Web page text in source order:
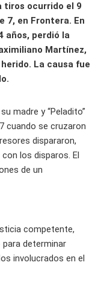
tiros ocurrido el 9
7, en Frontera. En
años, perdió la
Martínez,
La causa fue
madre y “Peladito”
cuando se cruzaron
dispararon,
los disparos. El
de un
competente,
determinar
involucrados en el